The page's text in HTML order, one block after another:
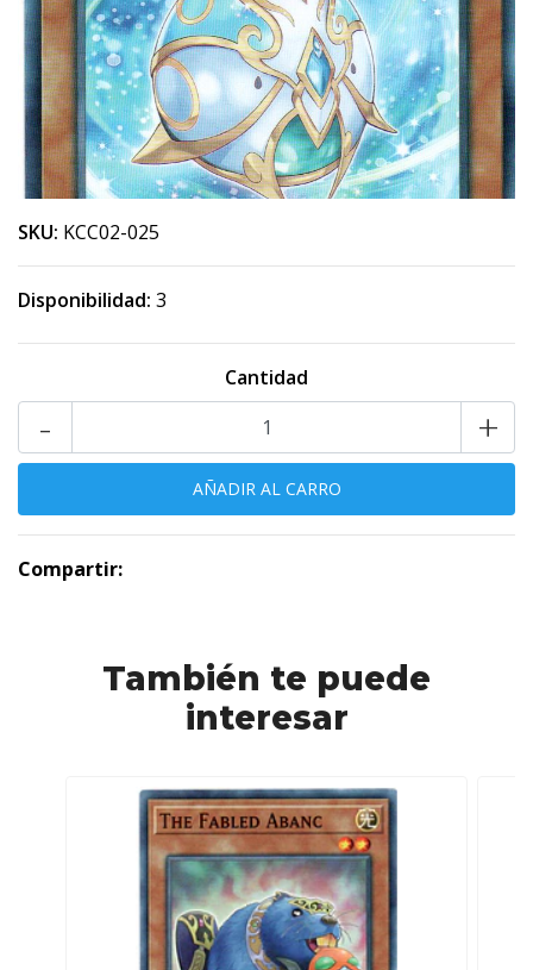
SKU: KCC02-025
Disponibilidad: 3
Cantidad
+
-
Compartir:
También te puede
interesar